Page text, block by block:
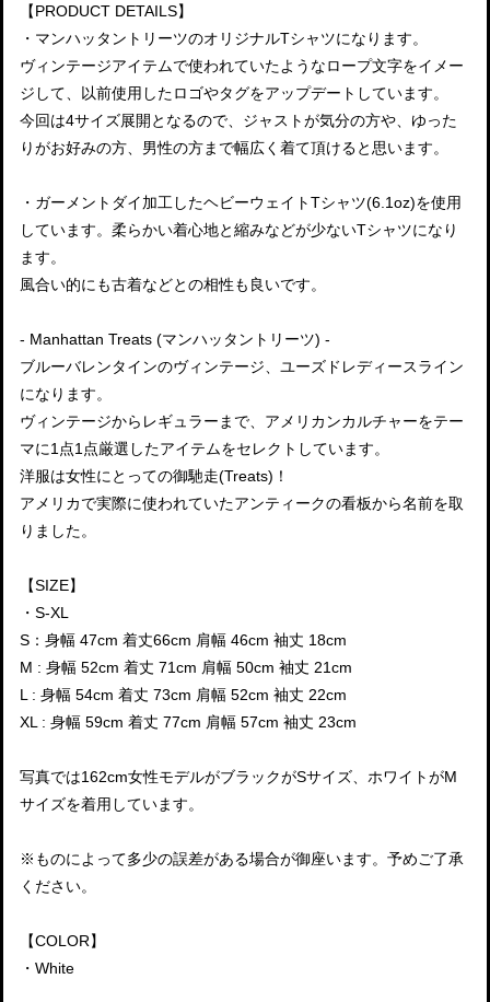
【PRODUCT DETAILS】
・マンハッタントリーツのオリジナルTシャツになります。
ヴィンテージアイテムで使われていたようなロープ文字をイメー
ジして、以前使用したロゴやタグをアップデートしています。
今回は4サイズ展開となるので、ジャストが気分の方や、ゆった
りがお好みの方、男性の方まで幅広く着て頂けると思います。
・ガーメントダイ加工したヘビーウェイトTシャツ(6.1oz)を使用
しています。柔らかい着心地と縮みなどが少ないTシャツになり
ます。
風合い的にも古着などとの相性も良いです。
- Manhattan Treats (マンハッタントリーツ) -
ブルーバレンタインのヴィンテージ、ユーズドレディースライン
になります。
ヴィンテージからレギュラーまで、アメリカンカルチャーをテー
マに1点1点厳選したアイテムをセレクトしています。
洋服は女性にとっての御馳走(Treats)！
アメリカで実際に使われていたアンティークの看板から名前を取
りました。
【SIZE】
・S-XL
S：身幅 47cm 着丈66cm 肩幅 46cm 袖丈 18cm
M : 身幅 52cm 着丈 71cm 肩幅 50cm 袖丈 21cm
L : 身幅 54cm 着丈 73cm 肩幅 52cm 袖丈 22cm
XL : 身幅 59cm 着丈 77cm 肩幅 57cm 袖丈 23cm
写真では162cm女性モデルがブラックがSサイズ、ホワイトがM
サイズを着用しています。
※ものによって多少の誤差がある場合が御座います。予めご了承
ください。
【COLOR】
・White